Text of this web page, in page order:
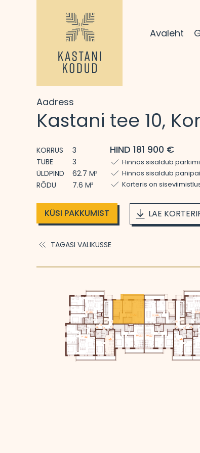
Avaleht
Aadress
Kastani tee 10,
KORRUS
3
TUBE
3
ÜLDPIND
62.7 M²
RÕDU
7.6 M²
HIND 181 900 €
Hinnas sisaldub
Hinnas sisaldub
Korteris on
KÜSI PAKKUMIST LAE
TAGASI VALIKUSSE